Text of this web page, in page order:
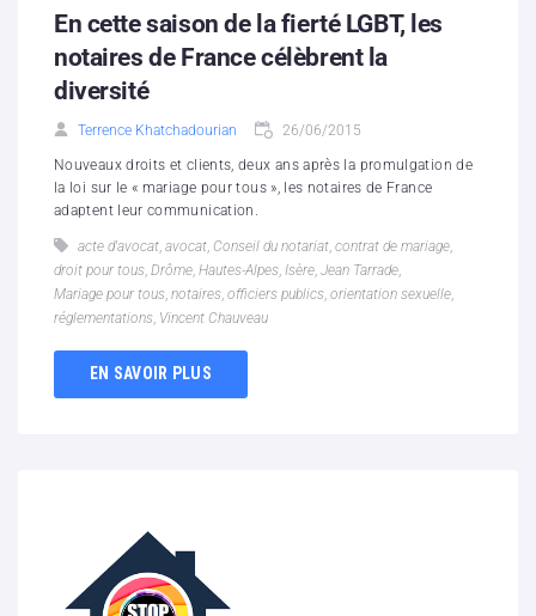
En cette saison de la fierté LGBT, les
notaires de France célèbrent la
diversité
Terrence Khatchadourian 26/06/2015
Nouveaux droits et clients, deux ans après la promulgation de
la loi sur le « mariage pour tous », les notaires de France
adaptent leur communication.
acte d'avocat, avocat, Conseil du notariat, contrat de mariage,
droit pour tous, Drôme, Hautes-Alpes, Isère, Jean Tarrade,
Mariage pour tous, notaires, officiers publics, orientation sexuelle,
réglementations, Vincent Chauveau
EN SAVOIR PLUS